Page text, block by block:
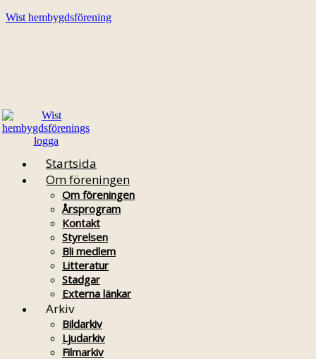
Wist hembygdsförening
Startsida
Om föreningen
Om föreningen
Årsprogram
Kontakt
Styrelsen
Bli medlem
Litteratur
Stadgar
Externa länkar
Arkiv
Bildarkiv
Ljudarkiv
Filmarkiv